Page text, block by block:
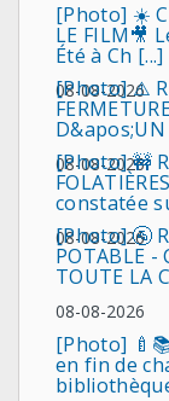
[Photo] ☀️
LE FILM🎥
Été à Ch [...]
08-08-2026
[Photo] ⚠️
08-08-2026
[Photo] 🚧
constatée
08-08-2026
[Photo] 🚰
POTABLE -
TOUTE LA
08-08-2026
[Photo]
en fin de